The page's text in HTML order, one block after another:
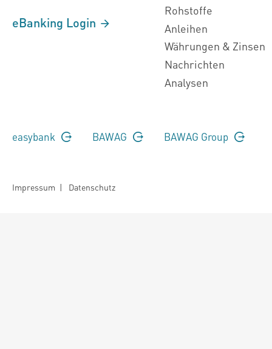
eBanking Login
Rohstoffe
Anleihen
Währungen & Zinsen
Nachrichten
Analysen
easybank BAWAG BAWAG Group
Impressum | Datenschutz